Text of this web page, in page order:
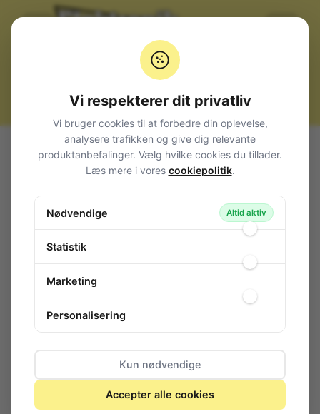
Alle produkter El-materiel (installation)
Klemrækker
Tap connector, 4 x 35mm2
109-206 / P 330 407 248
Vi respekterer dit privatliv
Vi bruger cookies til at forbedre din oplevelse,
analysere trafikken og give dig relevante
produktanbefalinger. Vælg hvilke cookies du tillader.
Læs mere i vores cookiepolitik.
Nødvendige Altid aktiv
Statistik
Marketing
Personalisering
Kun nødvendige
Accepter alle cookies